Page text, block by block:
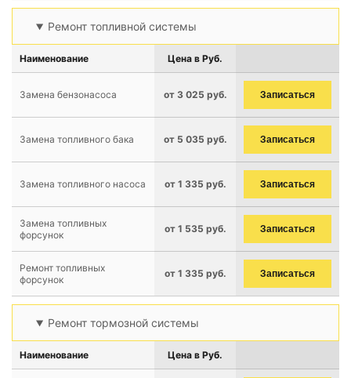
Ремонт топливной системы
Наименование Цена в Руб.
Замена бензонасоса от 3 025 руб. Записаться
Замена топливного бака от 5 035 руб. Записаться
Замена топливного насоса от 1 335 руб. Записаться
Замена топливных
форсунок
от 1 535 руб. Записаться
Ремонт топливных
форсунок
от 1 335 руб. Записаться
Ремонт тормозной системы
Наименование Цена в Руб.